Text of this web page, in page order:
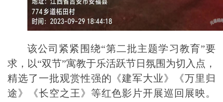
该公司紧紧围绕“第二批主题学习教育”要
求，以“双节”寓教于乐活跃节日氛围为切入点，
精选了一批观赏性强的《建军大业》《万里归
途》《长空之王》等红色影片开展巡回展映。